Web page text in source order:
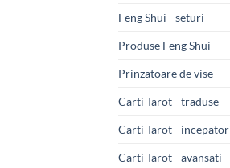
Feng Shui - seturi
Produse Feng Shui
Prinzatoare de vise
Carti Tarot - traduse
Carti Tarot -
Carti Tarot - avansati